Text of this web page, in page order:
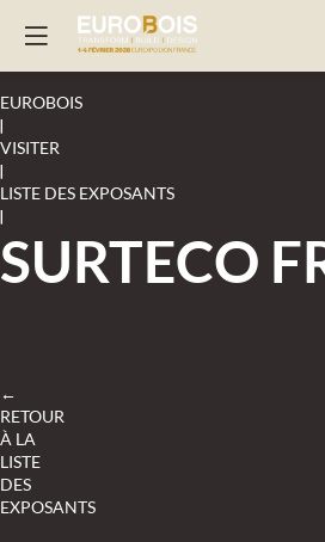
EUROBOIS
|
VISITER
|
LISTE DES EXPOSANTS
|
SURTECO
←
RETOUR
À LA
LISTE
DES
EXPOSANTS